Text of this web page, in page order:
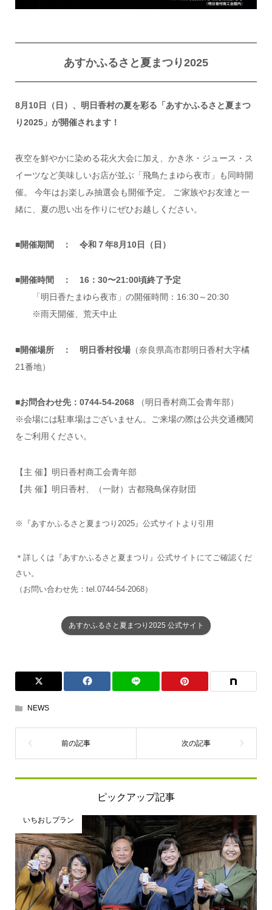
あすかふるさと夏まつり2025
8月10日（日）、明日香村の夏を彩る「あすかふるさと夏まつ
り2025」が開催されます！
夜空を鮮やかに染める花火大会に加え、かき氷・ジュース・ス
イーツなど美味しいお店が並ぶ「飛鳥たまゆら夜市」も同時開
催。 今年はお楽しみ抽選会も開催予定。 ご家族やお友達と一
緒に、夏の思い出を作りにぜひお越しください。
■開催期間 ： 令和７年8月10日（日）
■開催時間 ： 16：30〜21:00頃終了予定
「明日香たまゆら夜市」の開催時間：16:30～20:30
※雨天開催、荒天中止
■開催場所 ： 明日香村役場（奈良県高市郡明日香村大字橘
21番地）
■お問合わせ先：0744-54-2068
（明日香村商工会青年部）
※会場には駐車場はございません。ご来場の際は公共交通機関
をご利用ください。
【主 催】明日香村商工会青年部
【共 催】明日香村、（一財）古都飛鳥保存財団
※『あすかふるさと夏まつり2025』公式サイトより引用
＊詳しくは『あすかふるさと夏まつり』公式サイトにてご確認くだ
さい。
（お問い合わせ先：tel.0744-54-2068）
あすかふるさと夏まつり2025 公式サイト
NEWS
ピックアップ記事
いちおしプラン